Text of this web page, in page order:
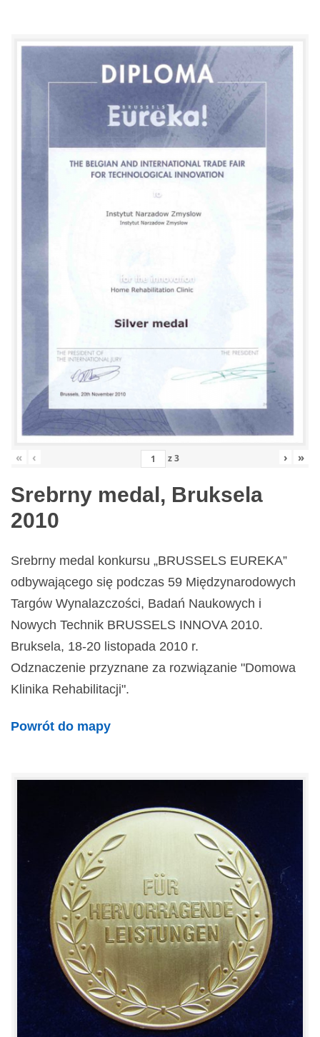
« ‹ z3 › »
Srebrny medal, Bruksela
2010
Srebrny medal konkursu „BRUSSELS EUREKA”
odbywającego się podczas 59 Międzynarodowych
Targów Wynalazczości, Badań Naukowych i
Nowych Technik BRUSSELS INNOVA 2010.
Bruksela, 18-20 listopada 2010 r.
Odznaczenie przyznane za rozwiązanie "Domowa
Klinika Rehabilitacji".
Powrót do mapy